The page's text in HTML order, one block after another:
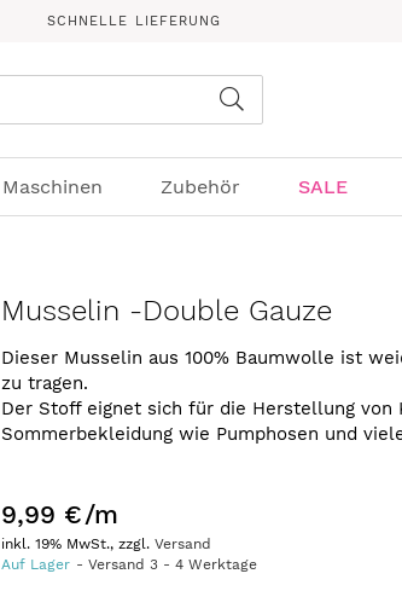
SCHNELLE LIEFERUNG
Maschinen Zubehör SALE
Musselin -Double Gauze
Dieser Musselin aus 100% Baumwolle ist
zu tragen.
Der Stoff eignet sich für die Herstellung von
Sommerbekleidung wie Pumphosen und
9,99 €/m
inkl. 19% MwSt., zzgl.Versand
Auf Lager
Versand3 -4 Werktage